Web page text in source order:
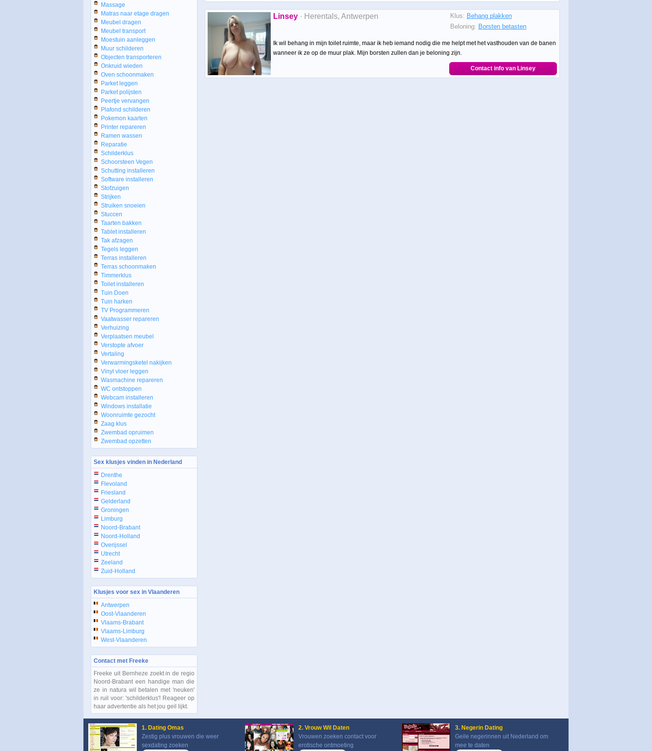
Massage
Matras naar etage dragen
Meubel dragen
Meubel transport
Moestuin aanleggen
Muur schilderen
Objecten transporteren
Onkruid wieden
Oven schoonmaken
Parket leggen
Parket polijsten
Peertje vervangen
Plafond schilderen
Pokemon kaarten
Printer repareren
Ramen wassen
Reparatie
Schilderklus
Schoorsteen Vegen
Schutting installeren
Software installeren
Stofzuigen
Strijken
Struiken snoeien
Stuccen
Taarten bakken
Tablet installeren
Tak afzagen
Tegels leggen
Terras installeren
Terras schoonmaken
Timmerklus
Toilet installeren
Tuin Doen
Tuin harken
TV Programmeren
Vaatwasser repareren
Verhuizing
Verplaatsen meubel
Verstopte afvoer
Vertaling
Verwarmingsketel nakijken
Vinyl vloer leggen
Wasmachine repareren
WC ontstoppen
Webcam installeren
Windows installatie
Woonruimte gezocht
Zaag klus
Zwembad opruimen
Zwembad opzetten
Sex klusjes vinden in Nederland
Drenthe
Flevoland
Friesland
Gelderland
Groningen
Limburg
Noord-Brabant
Noord-Holland
Overijssel
Utrecht
Zeeland
Zuid-Holland
Klusjes voor sex in Vlaanderen
Antwerpen
Oost-Vlaanderen
Vlaams-Brabant
Vlaams-Limburg
West-Vlaanderen
Contact met Freeke
Freeke uit Bernheze zoekt in de regio
Noord-Brabant een handige man die
ze in natura wil betalen met 'neuken'
in ruil voor: 'schilderklus'! Reageer op
haar advertentie als het jou geil lijkt.
Linsey · Herentals, Antwerpen Klus: Behang plakken
Beloning: Borsten betasten
Ik wil behang in mijn toilet ruimte, maar ik heb iemand nodig die me helpt met het vasthouden van de banen
wanneer ik ze op de muur plak. Mijn borsten zullen dan je beloning zijn.
Contact info van Linsey
1. Dating Omas
Zestig plus vrouwen die weer
sexdating zoeken
2. Vrouw Wil Daten
Vrouwen zoeken contact voor
erotische ontmoeting
3. Negerin Dating
Geile negerinnen uit Nederland om
mee te daten